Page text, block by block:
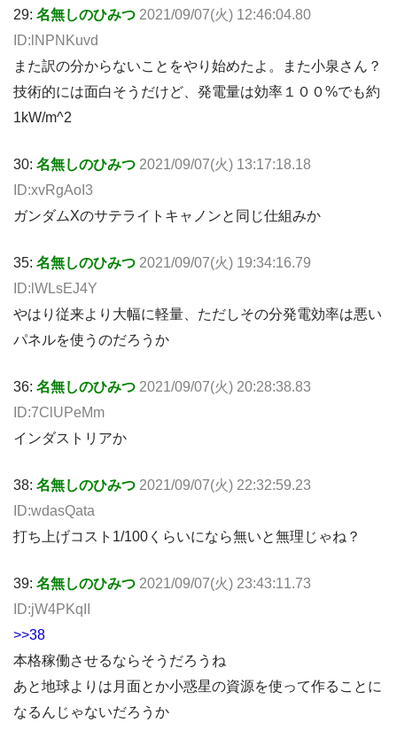
29: 名無しのひみつ 2021/09/07(火) 12:46:04.80
ID:lNPNKuvd
また訳の分からないことをやり始めたよ。また小泉さん？
技術的には面白そうだけど、発電量は効率１００%でも約
1kW/m^2
30: 名無しのひみつ 2021/09/07(火) 13:17:18.18
ID:xvRgAoI3
ガンダムXのサテライトキャノンと同じ仕組みか
35: 名無しのひみつ 2021/09/07(火) 19:34:16.79
ID:lWLsEJ4Y
やはり従来より大幅に軽量、ただしその分発電効率は悪い
パネルを使うのだろうか
36: 名無しのひみつ 2021/09/07(火) 20:28:38.83
ID:7ClUPeMm
インダストリアか
38: 名無しのひみつ 2021/09/07(火) 22:32:59.23
ID:wdasQata
打ち上げコスト1/100くらいになら無いと無理じゃね？
39: 名無しのひみつ 2021/09/07(火) 23:43:11.73
ID:jW4PKqII
>>38
本格稼働させるならそうだろうね
あと地球よりは月面とか小惑星の資源を使って作ることに
なるんじゃないだろうか